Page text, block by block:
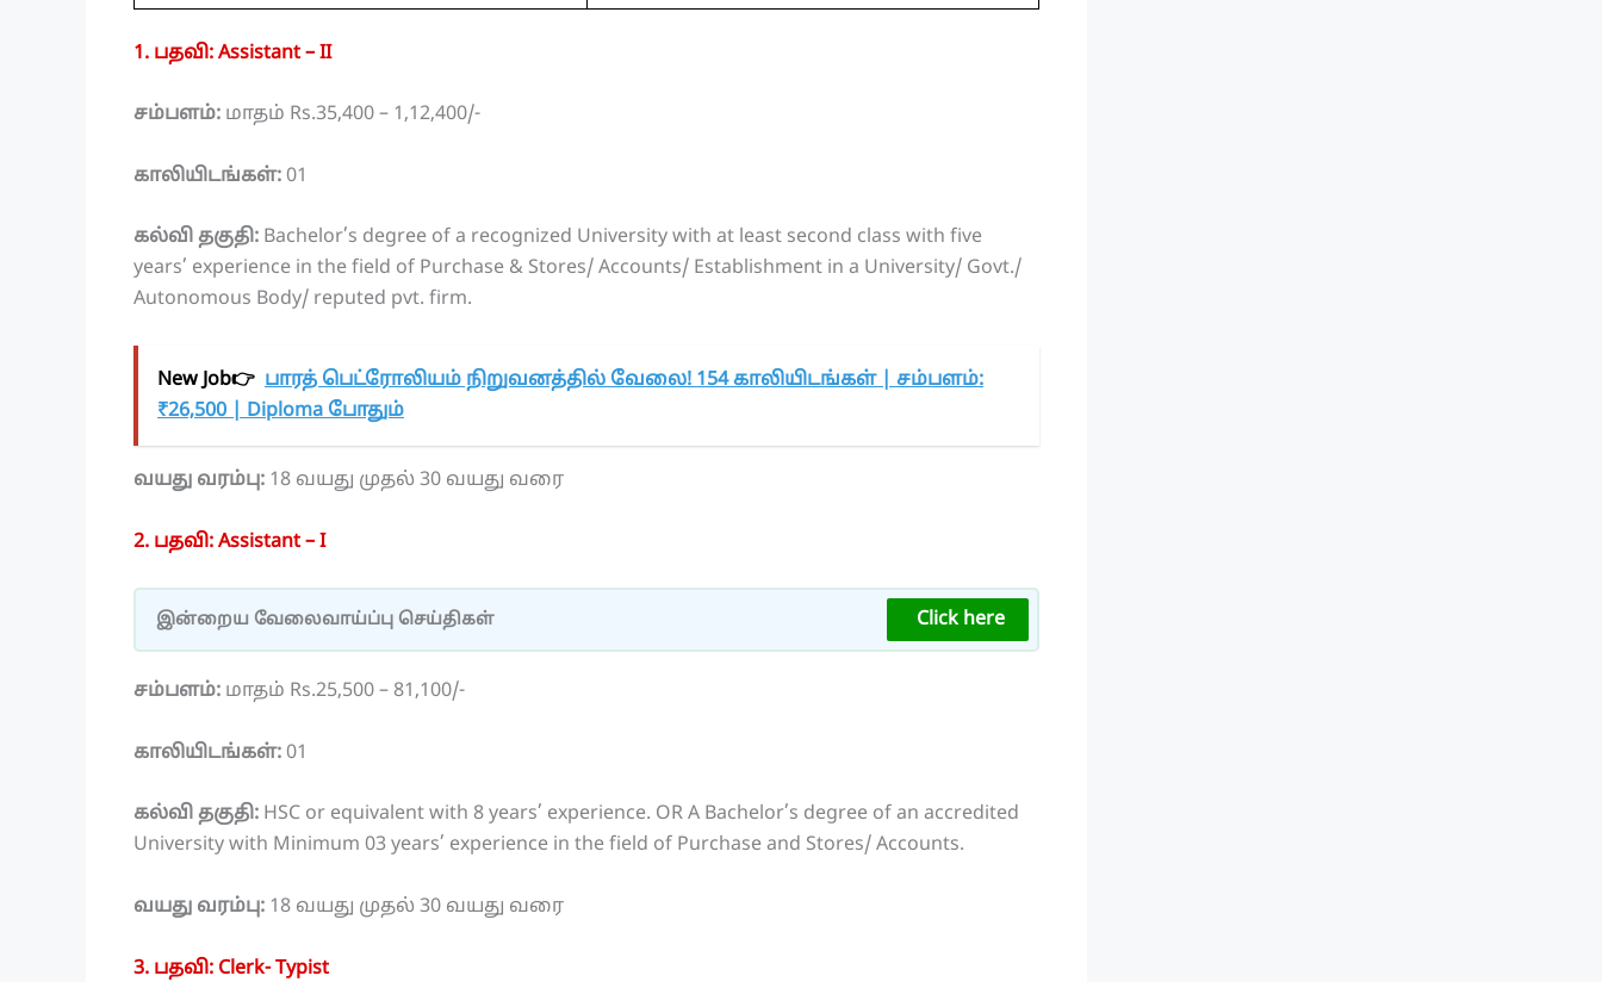
1. பதவி: Assistant – II
சம்பளம்: மாதம் Rs.35,400 – 1,12,400/-
காலியிடங்கள்: 01
கல்வி தகுதி: Bachelor’s degree of a recognized University with at least second class with five
years’ experience in the field of Purchase & Stores/ Accounts/ Establishment in a University/ Govt./
Autonomous Body/ reputed pvt. firm.
New Job👉 பாரத் பெட்ரோலியம் நிறுவனத்தில் வேலை! 154 காலியிடங்கள் | சம்பளம்:
₹26,500 | Diploma போதும்
வயது வரம்பு: 18 வயது முதல் 30 வயது வரை
2. பதவி: Assistant – I
இன்றைய வேலைவாய்ப்பு செய்திகள் Click here
சம்பளம்: மாதம் Rs.25,500 – 81,100/-
காலியிடங்கள்: 01
கல்வி தகுதி: HSC or equivalent with 8 years’ experience. OR A Bachelor’s degree of an accredited
University with Minimum 03 years’ experience in the field of Purchase and Stores/ Accounts.
வயது வரம்பு: 18 வயது முதல் 30 வயது வரை
3. பதவி: Clerk- Typist